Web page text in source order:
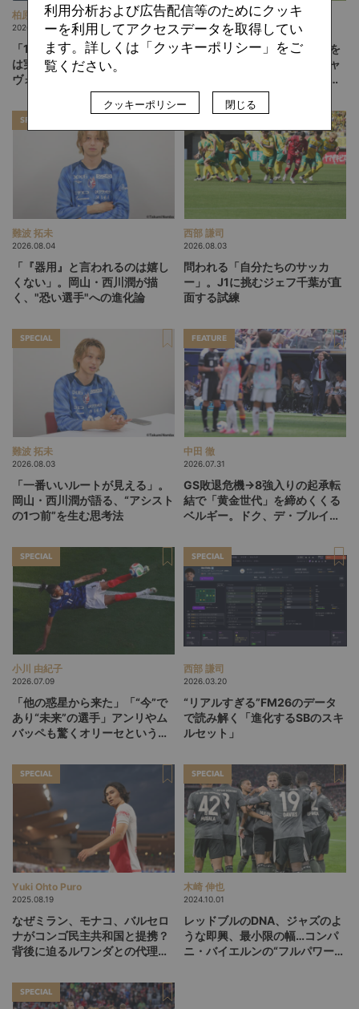
柏原 敏
2026.08.06
「13人、14人」のフットボール
は実現するか。吉本監督の徳島
ヴォルティスが描く“新章”
ひぐらしひなつ
2026.08.05
「みんなのセカンドクラブ」を
目指して。躍進するテゲバジャ
ーロ宮崎が示す「クラブを育て
る」という価値観
SPECIAL
難波 拓未
2026.08.04
「『器用』と言われるのは嬉し
くない」。岡山・西川潤が描
く、"恐い選手"への進化論
西部 謙司
2026.08.03
問われる「自分たちのサッカ
ー」。J1に挑むジェフ千葉が直
面する試練
SPECIAL
難波 拓未
2026.08.03
「一番いいルートが見える」。
岡山・西川潤が語る、“アシスト
の1つ前”を生む思考法
FEATURE
中田 徹
2026.07.31
GS敗退危機→8強入りの起承転
結で「黄金世代」を締めくくる
ベルギー。ドク、デ・ブルイネ
ディ・ガルシア劇場の裏側
SPECIAL
小川 由紀子
2026.07.09
「他の惑星から来た」「“今”で
あり“未来”の選手」アンリやム
バッペも驚くオリーセというフ
SPECIAL
西部 謙司
2026.03.20
“リアルすぎる”FM26のデータ
で読み解く「進化するSBのスキ
ルセット」
SPECIAL
Yuki Ohto Puro
2025.08.19
なぜミラン、モナコ、バルセロ
ナがコンゴ民主共和国と提携？
背後に迫るルワンダとの代理戦
SPECIAL
木崎 伸也
2024.10.01
レッドブルのDNA、ジャズのよ
うな即興、最小限の幅…コンパ
ニ・バイエルンの“フルパワー・
SPECIAL
利用分析および広告配信等のためにクッキ
ーを利用してアクセスデータを取得してい
ます。詳しくは「クッキーポリシー」をご
覧ください。
クッキーポリシー 閉じる